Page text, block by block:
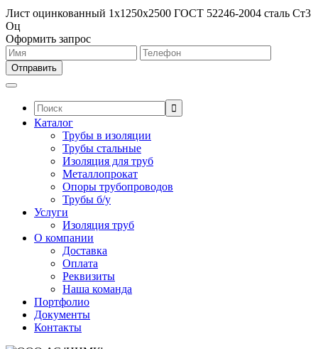
Лист оцинкованный 1х1250х2500 ГОСТ 52246-2004 сталь Ст3
Оц
Оформить запрос
Поиск:
Каталог
Трубы в изоляции
Трубы стальные
Изоляция для труб
Металлопрокат
Опоры трубопроводов
Трубы б/у
Услуги
Изоляция труб
О компании
Доставка
Оплата
Реквизиты
Наша команда
Портфолио
Документы
Контакты